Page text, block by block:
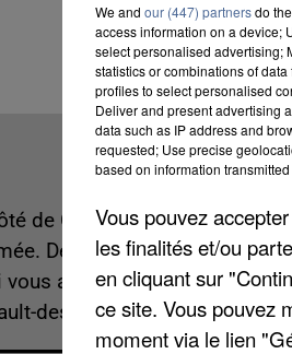
de Chanteloup-en-Brie : à
Des travaux vont avoir
avez besoin de vous
des-Vignes, elle se trouve
We and our (447) partnersdo
access information on a device;
select personalised advertising;
statistics or combinations of
profiles to select personalised
Deliver and present advertising
data such as IP address and
requested; Use precise
based on information
Vous pouvez
les finalités et/ou
en cliquant sur
ce site. Vous pouvez
moment via le lien